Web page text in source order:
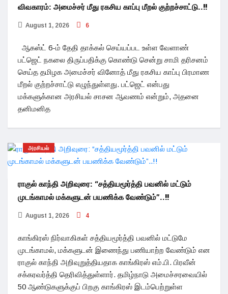
விவகாரம்: அமைச்சர் மீது ரகசிய காப்பு மீறல் குற்றச்சாட்டு..!!
August 1, 2026 6
ஆகஸ்ட் 6-ம் தேதி தாக்கல் செய்யப்பட உள்ள வேளாண்
பட்ஜெட் நகலை திருப்பதிக்கு கொண்டு சென்று சாமி தரிசனம்
செய்த தமிழக அமைச்சர் வினோத் மீது ரகசிய காப்பு பிரமாண
மீறல் குற்றச்சாட்டு எழுந்துள்ளது. பட்ஜெட் என்பது
மக்களுக்கான அரசியல் சாசன ஆவணம் என்றும், அதனை
தனிமனித
அரசியல்
ராகுல் காந்தி அறிவுரை: “சத்தியமூர்த்தி பவனில் மட்டும்
முடங்காமல் மக்களுடன் பயணிக்க வேண்டும்”..!!
August 1, 2026 4
காங்கிரஸ் நிர்வாகிகள் சத்தியமூர்த்தி பவனில் மட்டுமே
முடங்காமல், மக்களுடன் இணைந்து பணியாற்ற வேண்டும் என
ராகுல் காந்தி அறிவுறுத்தியதாக காங்கிரஸ் எம்.பி. பிரவீன்
சக்கரவர்த்தி தெரிவித்துள்ளார். தமிழ்நாடு அமைச்சரவையில்
50 ஆண்டுகளுக்குப் பிறகு காங்கிரஸ் இடம்பெற்றுள்ள